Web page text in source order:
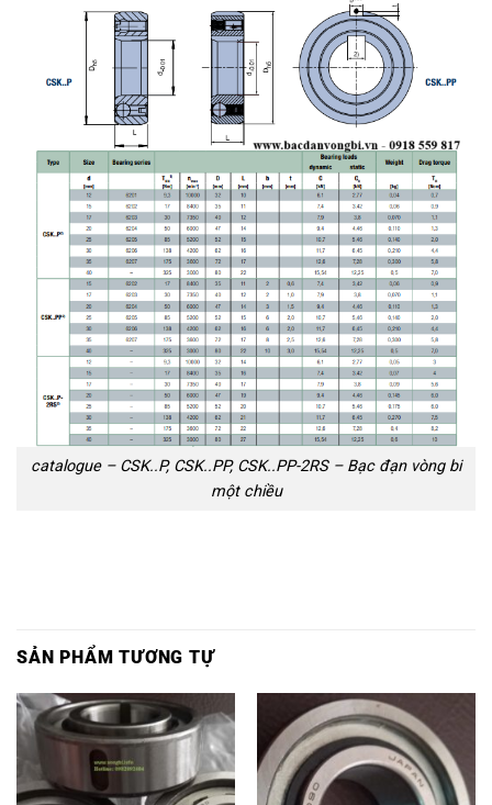
catalogue – CSK..P, CSK..PP, CSK..PP-2RS – Bạc đạn vòng bi
một chiều
SẢN PHẨM TƯƠNG TỰ